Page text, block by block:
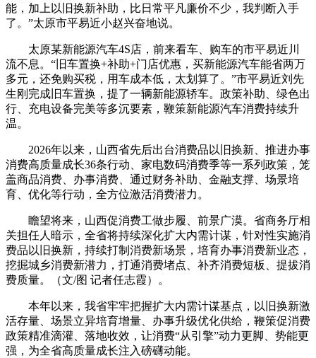
能，加上以旧换新补助，比日常平凡廉价不少，我判断入手
了。”太原市平易近小赵兴奋地说。
太原某新能源汽车4S店，前来看车、购车的市平易近川
流不息。“旧车置换+补助+门店优惠，买新能源汽车能省两万
多元，还免购买税，用车成本低，太划算了。”市平易近刘先
生刚完成旧车置换，提了一辆新能源轿车。政策补助、绿色出
行、充电设备完美等多沉要素，鞭策新能源汽车消费持续升
温。
2026年以来，山西省先后出台消费品以旧换新、推进办事
消费高质量成长36条行动、家电数码消费季等一系列政策，笼
盖商品消费、办事消费、通过财务补助、金融支撑、场景培
育、优化等行动，全方位激活消费潜力。
瞻望将来，山西促消费工做步履、前景广漠。省商务厅相
关担任人暗示，全省将持续深化扩大内需计谋，针对性实施消
费品以旧换新，持续打制消费新场景，培育办事消费新业态，
挖掘城乡消费新潜力，打通消费堵点、补齐消费短板、提拔消
费质量。（文/图 记者任志霞）。
本年以来，我省牢牢把握扩大内需计谋基点，以旧换新激
活存量、场景立异培育增量、办事升级优化供给，鞭策促消费
政策精准滴灌、落地收效，让消费“从引擎”动力更脚、势能更
强，为全省高质量成长注入磅礴动能。